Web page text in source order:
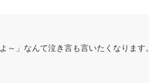
～」なんて泣き言も言いたくなります